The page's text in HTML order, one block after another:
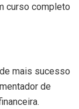
curso completo
mais sucesso
de